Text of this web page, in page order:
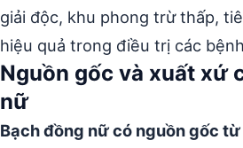
giải độc, khu phong trừ thấp,
hiệu quả trong điều trị các
Nguồn gốc và xuất xứ
nữ
Bạch đồng nữ có nguồn gốc